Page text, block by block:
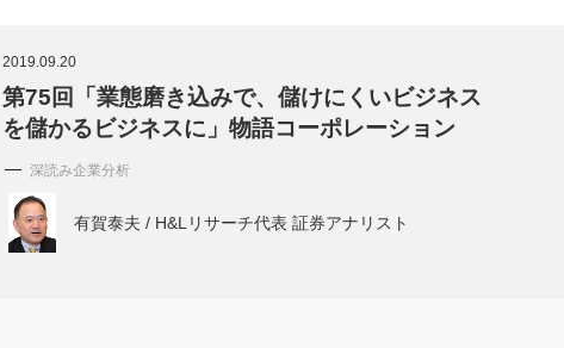
酒井英之の社長のビジョン実現道場(10)
2019.09.20
第75回「業態磨き込みで、儲けにくいビジネス
を儲かるビジネスに」物語コーポレーション
深読み企業分析
有賀泰夫 / H&Lリサーチ代表 証券アナリスト